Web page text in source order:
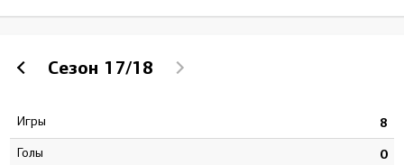
Сезон 17/18
Игры 8
Голы 0